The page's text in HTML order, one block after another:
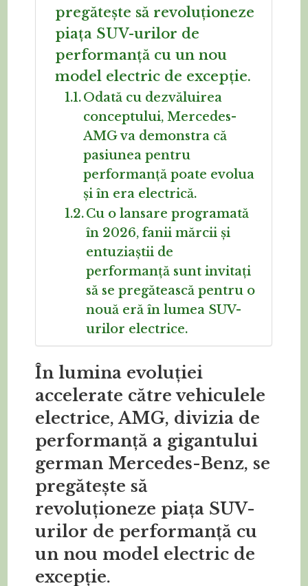
pregătește să revoluționeze
piața SUV-urilor de
performanță cu un nou
model electric de excepție.
Odată cu dezvăluirea
conceptului, Mercedes-
AMG va demonstra că
pasiunea pentru
performanță poate evolua
și în era electrică.
Cu o lansare programată
în 2026, fanii mărcii și
entuziaștii de
performanță sunt invitați
să se pregătească pentru o
nouă eră în lumea SUV-
urilor electrice.
În lumina evoluției
accelerate către vehiculele
electrice, AMG, divizia de
performanță a gigantului
german Mercedes-Benz, se
pregătește să
revoluționeze piața SUV-
urilor de performanță cu
un nou model electric de
excepție.